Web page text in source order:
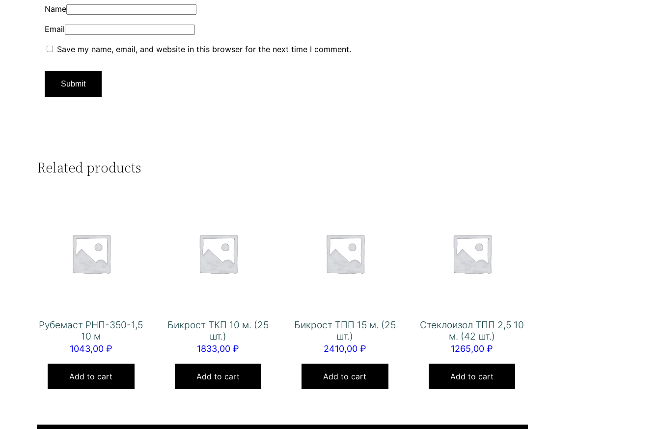
Name
Email
Save my name, email, and website in this browser for the next time I comment.
Related products
Рубемаст РНП-350-1,5
10 м
1043,00 ₽
Add to cart
Бикрост ТКП 10 м. (25
шт.)
1833,00 ₽
Add to cart
Бикрост ТПП 15 м. (25
шт.)
2410,00 ₽
Add to cart
Стеклоизол ТПП 2,5 10
м. (42 шт.)
1265,00 ₽
Add to cart